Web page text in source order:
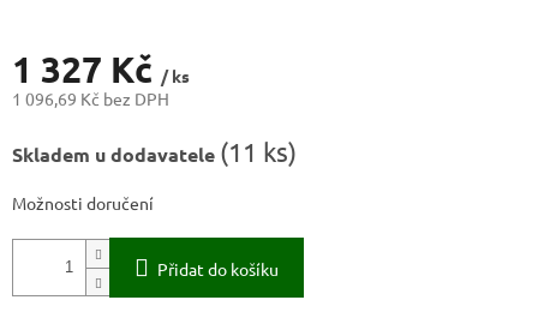
1 327 Kč / ks
1 096,69 Kč bez DPH
cena:
Skladem u dodavatele (11 ks)
Možnosti doručení
Přidat do košíku